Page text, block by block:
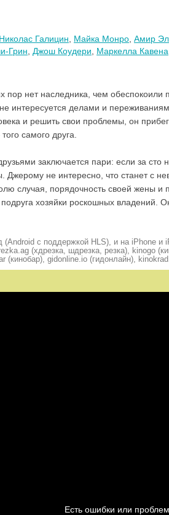
Николас Галицин Майка Монро Амир
Грин Джош Коудери Маркелла Кавена
нет наследника, чем обеспокоили
интересуется делами и
и решить свои проблемы, он
самого друга.
заключается пари: если за сто
Джерому не интересно, что станет с
случая, порядочность своей жены и
хозяйки роскошных владений.
с поддержкой HLS), и на iPhone
(хдрезка, шдрезка, резка), kinogo
gidonline.io (гидонлайн),
Есть ошибки или